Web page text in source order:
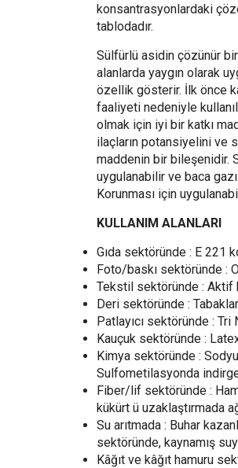
konsantrasyonlardaki
tablodadır.
Sülfürlü asidin çözünür
alanlarda yaygın olarak
özellik gösterir. İlk önce
faaliyeti nedeniyle
olmak için iyi bir katkı
ilaçların potansiyelini ve
maddenin bir bileşenidir.
uygulanabilir ve baca
Korunması için
KULLANIM ALANLARI
Gıda sektöründe : E 221
Foto/baskı sektöründe :
Tekstil sektöründe : Aktif
Deri sektöründe :
Patlayıcı sektöründe :
Kauçuk sektöründe :
Kimya sektöründe :
Sulfometilasyonda
Fiber/lif sektöründe :
kükürt ü uzaklaştırmada
Su arıtmada : Buhar
sektöründe, kaynamış
Kâğıt ve kâğıt hamuru